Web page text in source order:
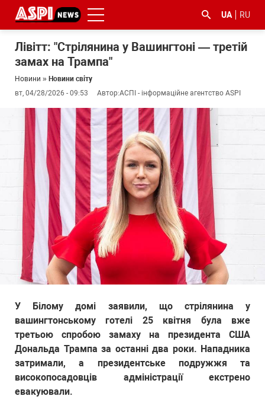
UA RU
Лівітт: "Стрілянина у Вашингтоні — третій
замах на Трампа"
Новини » Новини світу
вт, 04/28/2026 - 09:53
Автор:АСПІ - інформаційне агентство ASPI
У Білому домі заявили, що стрілянина у
вашингтонському готелі 25 квітня була вже
третьою спробою замаху на президента США
Дональда Трампа за останні два роки. Нападника
затримали, а президентське подружжя та
високопосадовців адміністрації екстрено
евакуювали.
#ООС
#боротьба
корупцією
#ДФС #Київ #коронавірус